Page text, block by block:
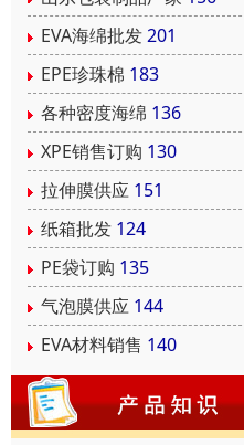
EVA海绵批发201
EPE珍珠棉 183
各种密度海绵 136
XPE销售订购 130
拉伸膜供应 151
纸箱批发 124
PE袋订购 135
气泡膜供应 144
EVA材料销售 140